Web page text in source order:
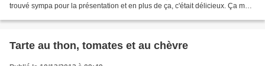
trouvé sympa pour la présentation et en plus de ça, c'était délicieux. Ça me
Tarte au thon, tomates et au chèvre